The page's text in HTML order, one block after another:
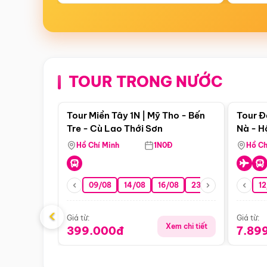
TOUR TRONG NƯỚC
Điểm nổi bật
Tour Miền Tây 1N | Mỹ Tho - Bến
Tre - Cù Lao Thới Sơn
Hồ Chí Minh 1N0Đ
09/08 14/08 16/08 23/08 30/08
Giá từ:
399.000đ Xem chi tiết
Tour
Nà -
Nha
Hồ
Giá từ:
‹